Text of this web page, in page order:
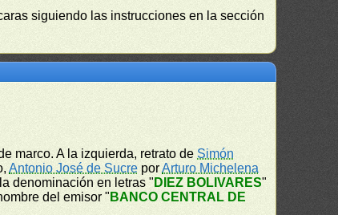
siguiendo las instrucciones en la sección
marco. A la izquierda, retrato deSimón
Antonio José de Sucre porArturo Michelena
denominación en letras " DIEZ BOLIVARES"
del emisor " BANCO CENTRAL DE